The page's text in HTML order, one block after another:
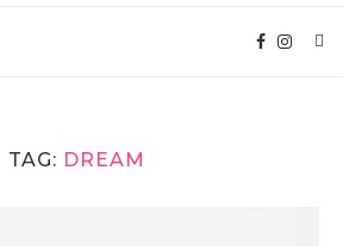
TAG: DREAM